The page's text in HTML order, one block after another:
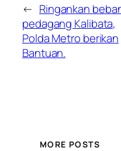
← Ringankan
pedagang Kalibata,
Polda Metro berikan
Bantuan.
MORE POSTS